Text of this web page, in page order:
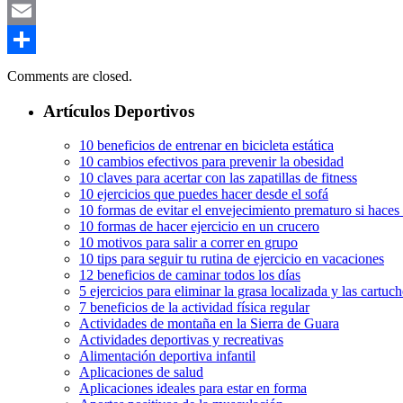
Mastodon
Email
Compartir
Comments are closed.
Artículos Deportivos
10 beneficios de entrenar en bicicleta estática
10 cambios efectivos para prevenir la obesidad
10 claves para acertar con las zapatillas de fitness
10 ejercicios que puedes hacer desde el sofá
10 formas de evitar el envejecimiento prematuro si haces
10 formas de hacer ejercicio en un crucero
10 motivos para salir a correr en grupo
10 tips para seguir tu rutina de ejercicio en vacaciones
12 beneficios de caminar todos los días
5 ejercicios para eliminar la grasa localizada y las
7 beneficios de la actividad física regular
Actividades de montaña en la Sierra de Guara
Actividades deportivas y recreativas
Alimentación deportiva infantil
Aplicaciones de salud
Aplicaciones ideales para estar en forma